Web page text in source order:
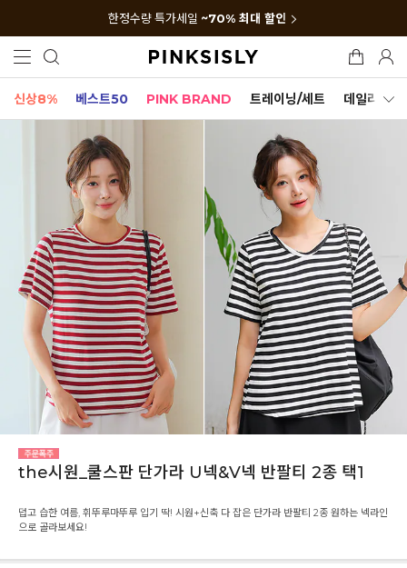
한정수량 특가세일 ~70% 최대 할인
신상8% 베스트50 PINK BRAND 트레이닝/세트 데일리세트
the시원_쿨스판 단가라 U넥&V넥 반팔티 2종 택1
덥고 습한 여름, 휘뚜루마뚜루 입기 딱! 시원+신축 다 잡은 단가라 반팔티 2종 원하는 넥라인
으로 골라보세요!